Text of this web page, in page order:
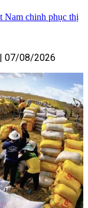
Nam chinh phục thị
07/08/2026